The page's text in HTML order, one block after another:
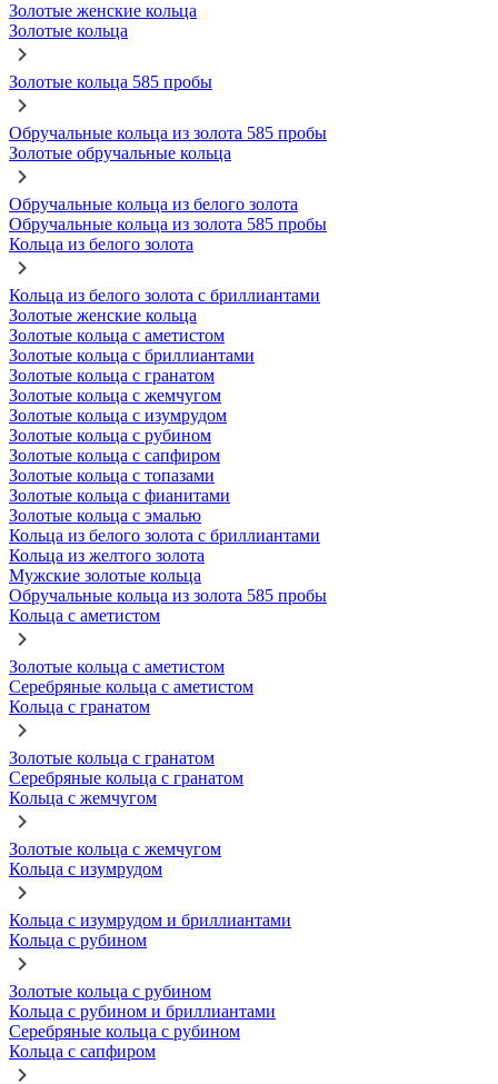
Золотые женские кольца
Золотые кольца
Золотые кольца 585 пробы
Обручальные кольца из золота 585 пробы
Золотые обручальные кольца
Обручальные кольца из белого золота
Обручальные кольца из золота 585 пробы
Кольца из белого золота
Кольца из белого золота с бриллиантами
Золотые женские кольца
Золотые кольца с аметистом
Золотые кольца с бриллиантами
Золотые кольца с гранатом
Золотые кольца с жемчугом
Золотые кольца с изумрудом
Золотые кольца с рубином
Золотые кольца с сапфиром
Золотые кольца с топазами
Золотые кольца с фианитами
Золотые кольца с эмалью
Кольца из белого золота с бриллиантами
Кольца из желтого золота
Мужские золотые кольца
Обручальные кольца из золота 585 пробы
Кольца с аметистом
Золотые кольца с аметистом
Серебряные кольца с аметистом
Кольца с гранатом
Золотые кольца с гранатом
Серебряные кольца с гранатом
Кольца с жемчугом
Золотые кольца с жемчугом
Кольца с изумрудом
Кольца с изумрудом и бриллиантами
Кольца с рубином
Золотые кольца с рубином
Кольца с рубином и бриллиантами
Серебряные кольца с рубином
Кольца с сапфиром